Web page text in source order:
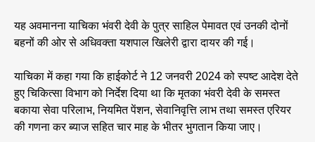
यह अवमानना याचिका भंवरी देवी के पुत्र साहिल पेमावत एवं उनकी दोनों
बहनों की ओर से अधिवक्ता यशपाल खिलेरी द्वारा दायर की गई।
याचिका में कहा गया कि हाईकोर्ट ने 12 जनवरी 2024 को स्पष्ट आदेश देते
हुए चिकित्सा विभाग को निर्देश दिया था कि मृतका भंवरी देवी के समस्त
बकाया सेवा परिलाभ, नियमित पेंशन, सेवानिवृत्ति लाभ तथा समस्त एरियर
की गणना कर ब्याज सहित चार माह के भीतर भुगतान किया जाए।